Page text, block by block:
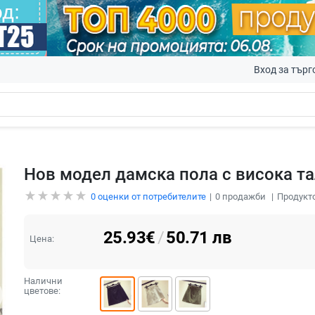
Вход за
Нов модел дамска пола с висока
0оценки от потребителите 0продажби
Цена: 25.93€/50.71 лв
Налични
цветове: